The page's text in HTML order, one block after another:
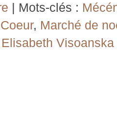
| Mots-clés :
Coeur, Marché de
Elisabeth Visoanska